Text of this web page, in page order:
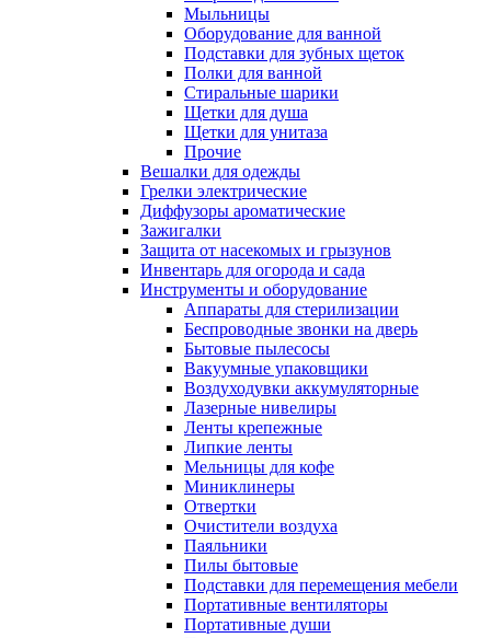
Мыльницы
Оборудование для ванной
Подставки для зубных щеток
Полки для ванной
Стиральные шарики
Щетки для душа
Щетки для унитаза
Прочие
Вешалки для одежды
Грелки электрические
Диффузоры ароматические
Зажигалки
Защита от насекомых и грызунов
Инвентарь для огорода и сада
Инструменты и оборудование
Аппараты для стерилизации
Беспроводные звонки на дверь
Бытовые пылесосы
Вакуумные упаковщики
Воздуходувки аккумуляторные
Лазерные нивелиры
Ленты крепежные
Липкие ленты
Мельницы для кофе
Миниклинеры
Отвертки
Очистители воздуха
Паяльники
Пилы бытовые
Подставки для перемещения мебели
Портативные вентиляторы
Портативные души